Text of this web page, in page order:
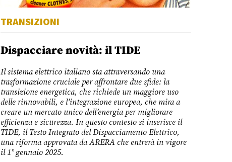
TRANSIZIONI
Dispacciare novità: il TIDE
Il sistema elettrico italiano sta attraversando una
trasformazione cruciale per affrontare due sfide: la
transizione energetica, che richiede un maggiore uso
delle rinnovabili, e l’integrazione europea, che mira a
creare un mercato unico dell’energia per migliorare
efficienza e sicurezza. In questo contesto si inserisce il
TIDE, il Testo Integrato del Dispacciamento Elettrico,
una riforma approvata da ARERA che entrerà in vigore
il 1° gennaio 2025.